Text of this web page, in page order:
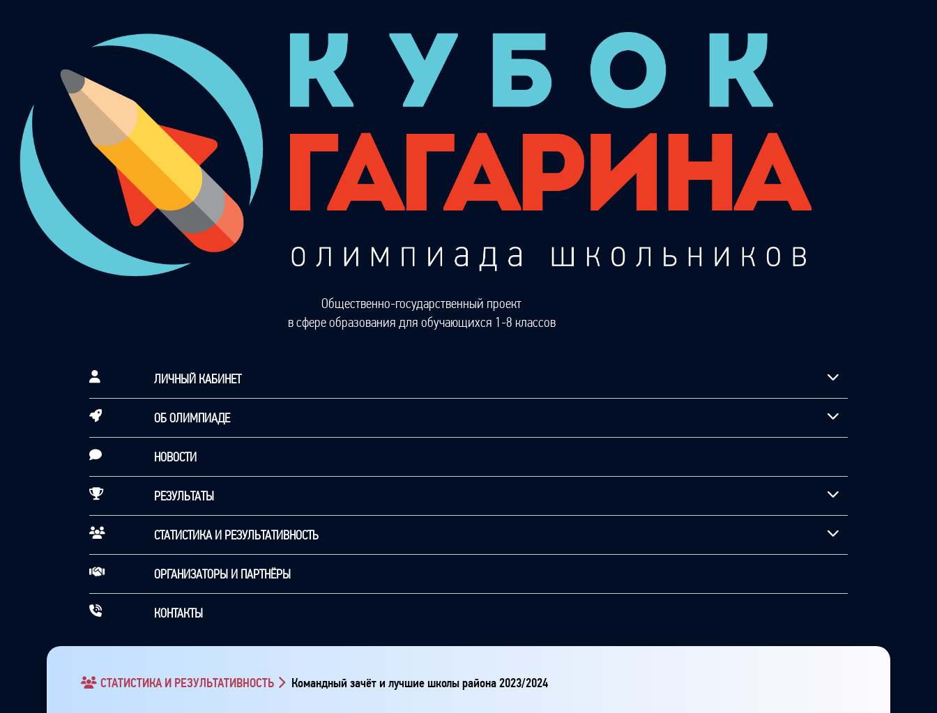
Общественно-государственный проект
в сфере образования для обучающихся 1-8 классов
ЛИЧНЫЙ КАБИНЕТ
ОБ ОЛИМПИАДЕ
НОВОСТИ
РЕЗУЛЬТАТЫ
СТАТИСТИКА И РЕЗУЛЬТАТИВНОСТЬ
ОРГАНИЗАТОРЫ И ПАРТНЁРЫ
КОНТАКТЫ
СТАТИСТИКА И РЕЗУЛЬТАТИВНОСТЬ Командный зачёт и лучшие школы района 2023/2024